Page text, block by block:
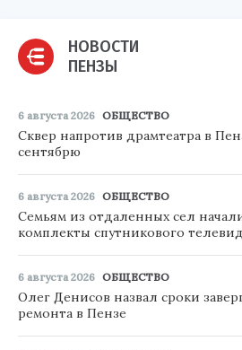
НОВОСТИ
ПЕНЗЫ
6 августа 2026 ОБЩЕСТВО
Сквер напротив драмтеатра в
сентябрю
6 августа 2026 ОБЩЕСТВО
Семьям из отдаленных сел
комплекты спутникового
6 августа 2026 ОБЩЕСТВО
Олег Денисов назвал сроки
ремонта в Пензе